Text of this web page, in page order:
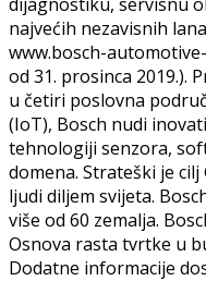
najvećih nezavisnih
www.bosch-
od 31. prosinca 2019.).
u četiri poslovna
(IoT), Bosch nudi
tehnologiji senzora,
domena. Strateški je
ljudi diljem svijeta.
više od 60 zemalja.
Osnova rasta tvrtke u
Dodatne informacije